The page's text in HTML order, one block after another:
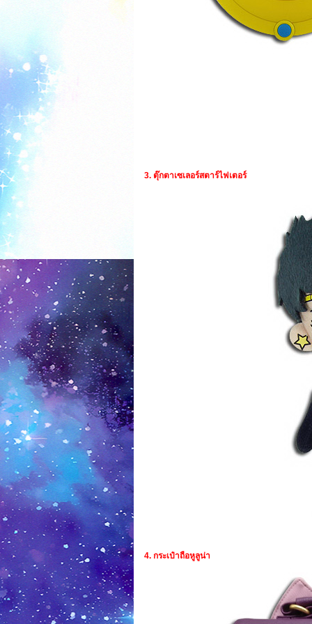
3. ตุ๊กตาเซเลอร์สตาร์ไฟเตอร์
4. กระเป๋าถือหูลูน่า